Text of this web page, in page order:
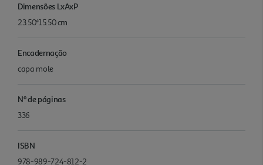
Dimensões LxAxP
23.50*15.50 cm
Encadernação
capa mole
Nº de páginas
336
ISBN
978-989-724-812-2